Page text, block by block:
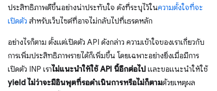
ประสิทธิภาพดีขึ้นอย่างน่าประทับใจ ดังที่ระบุไว้ในความตั้งใจที่จะ
เปิดตัว สำหรับเว็บไซต์ที่อาจไม่กลับไปที่เธรดหลัก
อย่างไรก็ตาม ตั้งแต่เปิดตัว API ดังกล่าว ความเข้าใจของเราเกี่ยวกับ
การเพิ่มประสิทธิภาพรายได้ก็เพิ่มขึ้น โดยเฉพาะอย่างยิ่งเมื่อมีการ
เปิดตัว INP เราไม่แนะนำให้ใช้ API นี้อีกต่อไป และขอแนะนำให้ใช้
yield ไม่ว่าจะมีอินพุตที่รอดำเนินการหรือไม่ก็ตามด้วยเหตุผล